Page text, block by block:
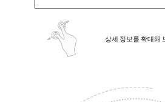
상세 정보를 확대해